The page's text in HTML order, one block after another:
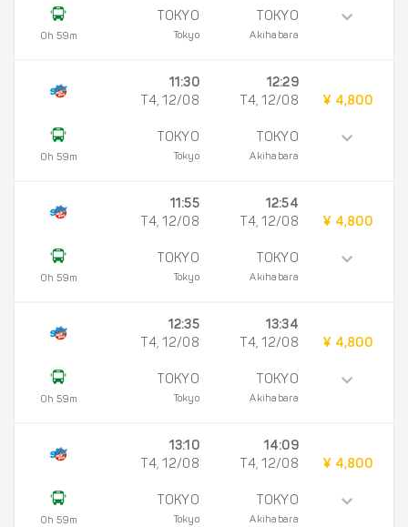
0h 59m
TOKYO
Tokyo
TOKYO
Akihabara
0h 59m
11:30
T4, 12/08
TOKYO
Tokyo
12:29
T4, 12/08
TOKYO
Akihabara
¥ 4,800
0h 59m
11:55
T4, 12/08
TOKYO
Tokyo
12:54
T4, 12/08
TOKYO
Akihabara
¥ 4,800
0h 59m
12:35
T4, 12/08
TOKYO
Tokyo
13:34
T4, 12/08
TOKYO
Akihabara
¥ 4,800
0h 59m
13:10
T4, 12/08
TOKYO
Tokyo
14:09
T4, 12/08
TOKYO
Akihabara
¥ 4,800